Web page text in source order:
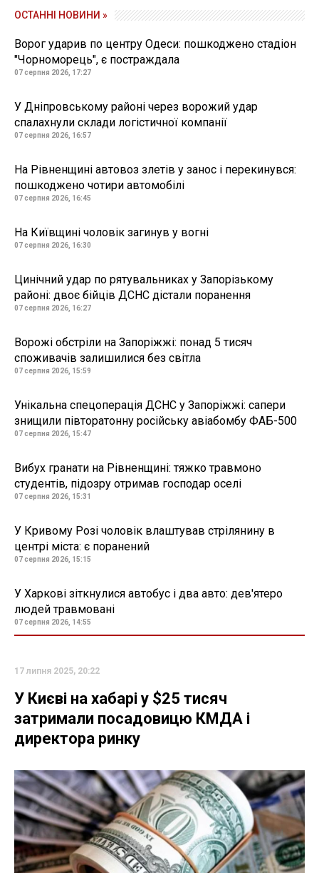
ОСТАННІ НОВИНИ »
Ворог ударив по центру Одеси: пошкоджено стадіон
"Чорноморець", є постраждала
07 серпня 2026, 17:27
У Дніпровському районі через ворожий удар
спалахнули склади логістичної компанії
07 серпня 2026, 16:57
На Рівненщині автовоз злетів у занос і перекинувся:
пошкоджено чотири автомобілі
07 серпня 2026, 16:45
На Київщині чоловік загинув у вогні
07 серпня 2026, 16:30
Цинічний удар по рятувальниках у Запорізькому
районі: двоє бійців ДСНС дістали поранення
07 серпня 2026, 16:27
Ворожі обстріли на Запоріжжі: понад 5 тисяч
споживачів залишилися без світла
07 серпня 2026, 15:59
Унікальна спецоперація ДСНС у Запоріжжі: сапери
знищили півторатонну російську авіабомбу ФАБ-500
07 серпня 2026, 15:47
Вибух гранати на Рівненщині: тяжко травмоно
студентів, підозру отримав господар оселі
07 серпня 2026, 15:31
У Кривому Розі чоловік влаштував стрілянину в
центрі міста: є поранений
07 серпня 2026, 15:15
У Харкові зіткнулися автобус і два авто: дев'ятеро
людей травмовані
07 серпня 2026, 14:55
17 липня 2025, 20:22
У Києві на хабарі у $25 тисяч
затримали посадовицю КМДА і
директора ринку